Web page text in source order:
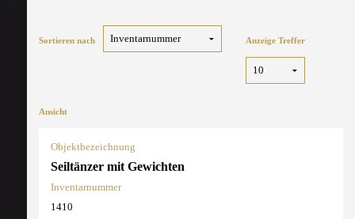
Sortieren nach Anzeige Treffer
Ansicht
Objektbezeichnung
Seiltänzer mit Gewichten
Inventarnummer
1410